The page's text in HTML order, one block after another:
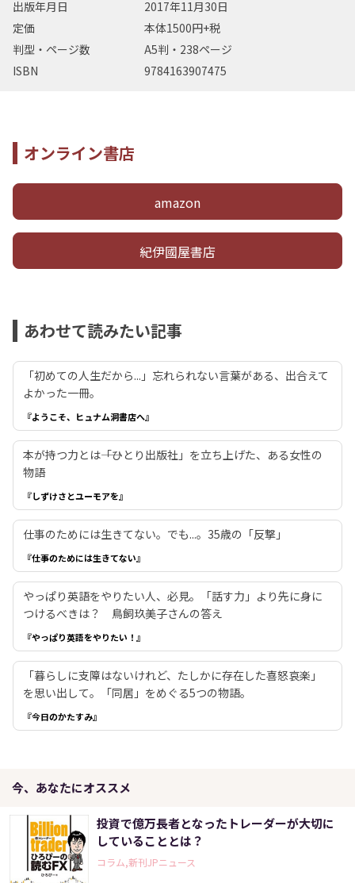
出版年月日
2017年11月30日
定価
本体1500円+税
判型・ページ数
A5判・238ページ
ISBN
9784163907475
オンライン書店
amazon
紀伊國屋書店
あわせて読みたい記事
「初めての人生だから...」忘れられない言葉がある、出合えて
よかった一冊。
『ようこそ、ヒュナム洞書店へ』
本が持つ力とは――「ひとり出版社」を立ち上げた、ある女性の
物語
『しずけさとユーモアを』
仕事のためには生きてない。でも...。35歳の「反撃」
『仕事のためには生きてない』
やっぱり英語をやりたい人、必見。「話す力」より先に身に
つけるべきは？ 鳥飼玖美子さんの答え
『やっぱり英語をやりたい！』
「暮らしに支障はないけれど、たしかに存在した喜怒哀楽」
を思い出して。「同居」をめぐる5つの物語。
『今日のかたすみ』
今、あなたにオススメ
投資で億万長者となったトレーダーが大切に
していることとは？
コラム,新刊JPニュース